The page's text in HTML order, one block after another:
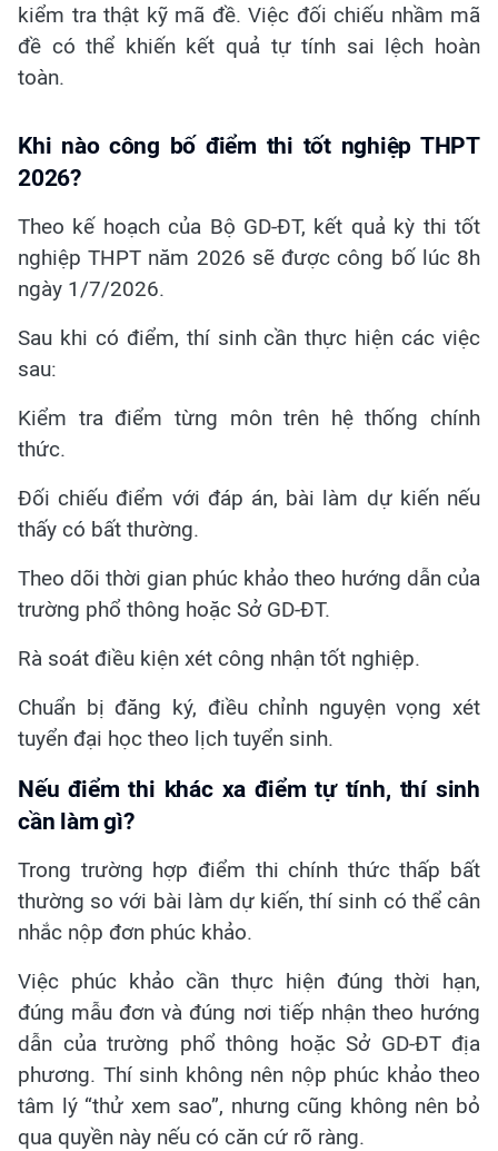
kiểm tra thật kỹ mã đề. Việc đối chiếu nhầm mã
đề có thể khiến kết quả tự tính sai lệch hoàn
toàn.
Khi nào công bố điểm thi tốt nghiệp THPT
2026?
Theo kế hoạch của Bộ GD-ĐT, kết quả kỳ thi tốt
nghiệp THPT năm 2026 sẽ được công bố lúc 8h
ngày 1/7/2026.
Sau khi có điểm, thí sinh cần thực hiện các việc
sau:
Kiểm tra điểm từng môn trên hệ thống chính
thức.
Đối chiếu điểm với đáp án, bài làm dự kiến nếu
thấy có bất thường.
Theo dõi thời gian phúc khảo theo hướng dẫn của
trường phổ thông hoặc Sở GD-ĐT.
Rà soát điều kiện xét công nhận tốt nghiệp.
Chuẩn bị đăng ký, điều chỉnh nguyện vọng xét
tuyển đại học theo lịch tuyển sinh.
Nếu điểm thi khác xa điểm tự tính, thí sinh
cần làm gì?
Trong trường hợp điểm thi chính thức thấp bất
thường so với bài làm dự kiến, thí sinh có thể cân
nhắc nộp đơn phúc khảo.
Việc phúc khảo cần thực hiện đúng thời hạn,
đúng mẫu đơn và đúng nơi tiếp nhận theo hướng
dẫn của trường phổ thông hoặc Sở GD-ĐT địa
phương. Thí sinh không nên nộp phúc khảo theo
tâm lý “thử xem sao”, nhưng cũng không nên bỏ
qua quyền này nếu có căn cứ rõ ràng.